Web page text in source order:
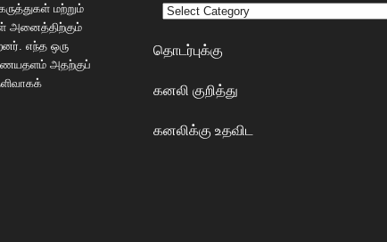
மற்றும்
அனைத்திற்கும்
எந்த ஒரு
அதற்குப்
தொடர்புக்கு
கனலி குறித்து
கனலிக்கு உதவிட